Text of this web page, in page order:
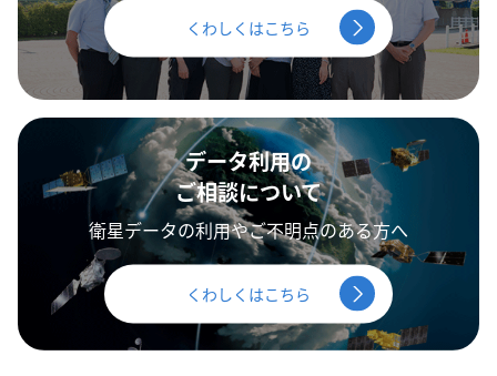
くわしくはこちら
データ利用の
ご相談について
衛星データの利用やご不明点のある方へ
くわしくはこちら